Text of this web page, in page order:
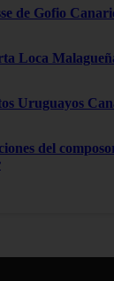
de Gofio
Loca
Uruguayos
del